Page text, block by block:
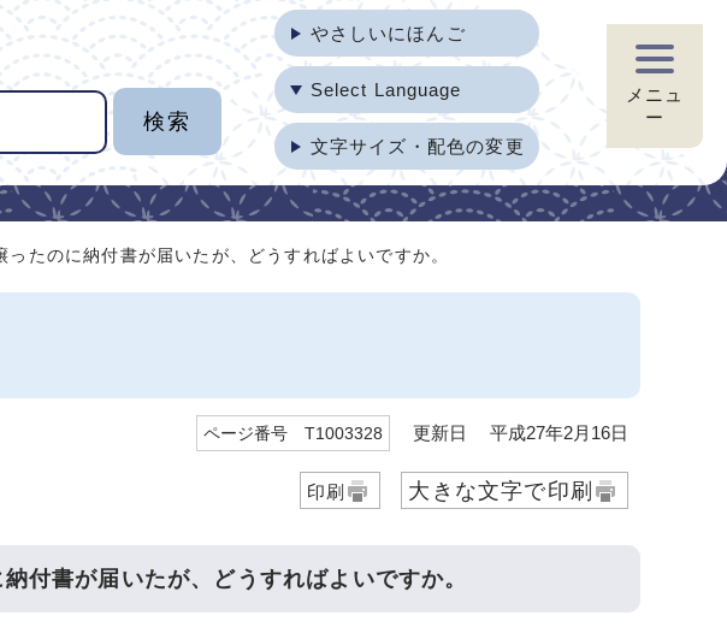
やさしいにほんご
Select Language
文字サイズ・配色の変更
メニュ
ー
たのに納付書が届いたが、どうすればよいですか。
ページ番号 T1003328 更新日 平成27年2月16日
印刷 大きな文字で印刷
付書が届いたが、どうすればよいですか。